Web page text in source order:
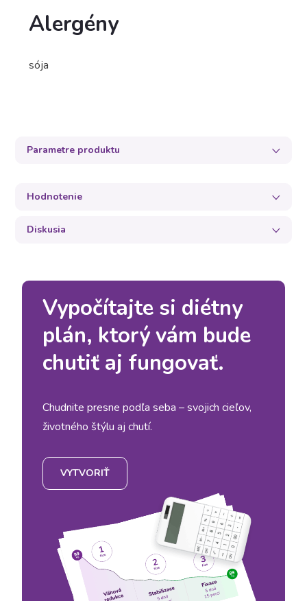
Alergény
sója
Parametre produktu
Hodnotenie
Diskusia
Vypočítajte si diétny
plán, ktorý vám bude
chutiť aj fungovať.
Chudnite presne podľa seba – svojich cieľov,
životného štýlu aj chutí.
VYTVORIŤ